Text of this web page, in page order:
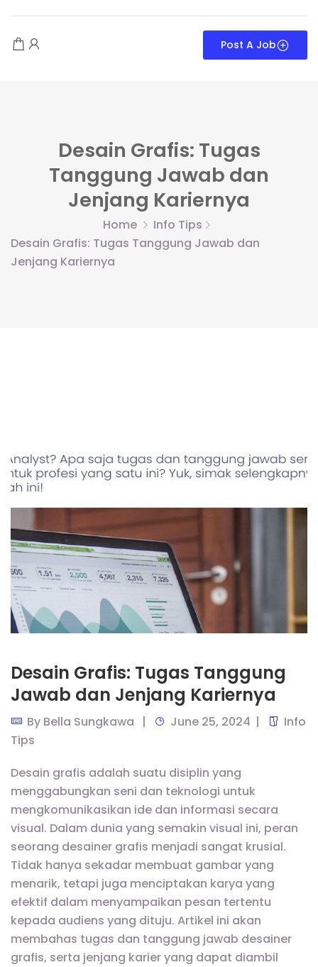
Post A Job
Desain Grafis: Tugas
Tanggung Jawab dan
Jenjang Kariernya
Home
Info Tips
Desain Grafis: Tugas Tanggung Jawab dan
Jenjang Kariernya
Desain Grafis: Tugas Tanggung
Jawab dan Jenjang Kariernya
By Bella Sungkawa June 25, 2024
Info
Tips
Desain grafis adalah suatu disiplin yang
menggabungkan seni dan teknologi untuk
mengkomunikasikan ide dan informasi secara
visual. Dalam dunia yang semakin visual ini, peran
seorang desainer grafis menjadi sangat krusial.
Tidak hanya sekadar membuat gambar yang
menarik, tetapi juga menciptakan karya yang
efektif dalam menyampaikan pesan tertentu
kepada audiens yang dituju. Artikel ini akan
membahas tugas dan tanggung jawab desainer
grafis, serta jenjang karier yang dapat diambil